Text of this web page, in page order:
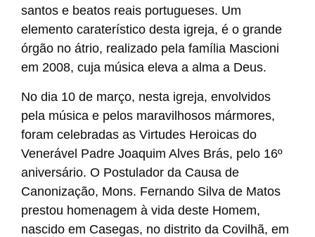
santos e beatos reais portugueses. Um
elemento caraterístico desta igreja, é o grande
órgão no átrio, realizado pela família Mascioni
em 2008, cuja música eleva a alma a Deus.
No dia 10 de março, nesta igreja, envolvidos
pela música e pelos maravilhosos mármores,
foram celebradas as Virtudes Heroicas do
Venerável Padre Joaquim Alves Brás, pelo 16º
aniversário. O Postulador da Causa de
Canonização, Mons. Fernando Silva de Matos
prestou homenagem à vida deste Homem,
nascido em Casegas, no distrito da Covilhã, em